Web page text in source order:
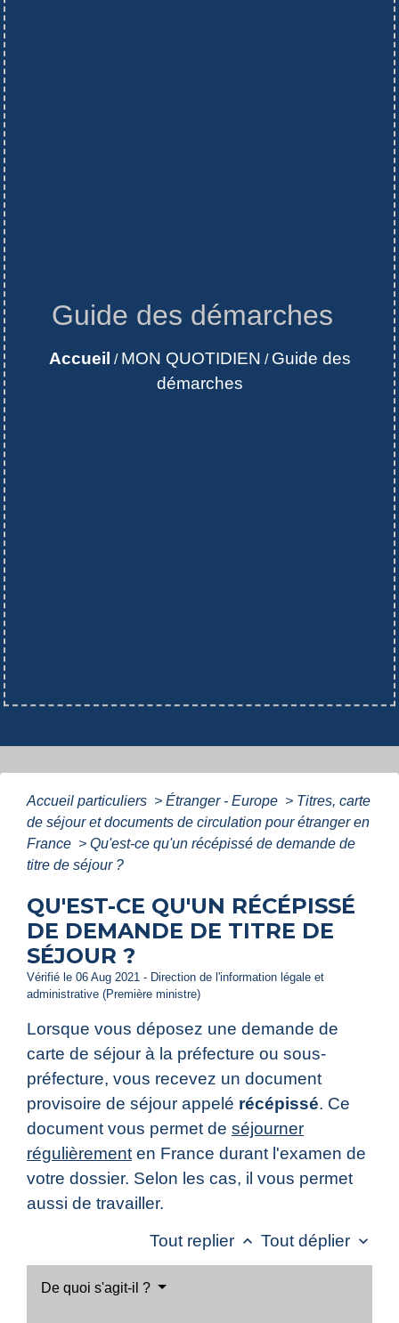
Guide des démarches
Accueil / MON QUOTIDIEN / Guide des
démarches
Accueil particuliers > Étranger - Europe > Titres, carte
de séjour et documents de circulation pour étranger en
France > Qu'est-ce qu'un récépissé de demande de
titre de séjour ?
QU'EST-CE QU'UN RÉCÉPISSÉ
DE DEMANDE DE TITRE DE
SÉJOUR ?
Vérifié le 06 Aug 2021 - Direction de l'information légale et
administrative (Première ministre)
Lorsque vous déposez une demande de
carte de séjour à la préfecture ou sous-
préfecture, vous recevez un document
provisoire de séjour appelé récépissé. Ce
document vous permet de séjourner
régulièrement en France durant l'examen de
votre dossier. Selon les cas, il vous permet
aussi de travailler.
Tout replier keyboard_arrow_up Tout déplier keyboard_arrow_down
De quoi s'agit-il ?